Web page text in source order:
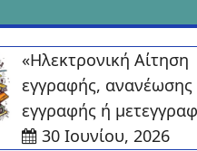
«Ηλεκτρονική Αίτηση
εγγραφής, ανανέωσης
εγγραφής ή μετεγγραφής
30 Ιουνίου, 2026